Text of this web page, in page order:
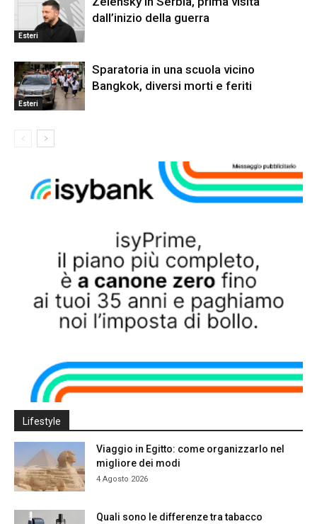
Esteri
dall’inizio della guerra
Esteri
Sparatoria in una scuola vicino
Bangkok, diversi morti e feriti
Lifestyle
Viaggio in Egitto: come organizzarlo nel
migliore dei modi
4 Agosto 2026
Quali sono le differenze tra tabacco